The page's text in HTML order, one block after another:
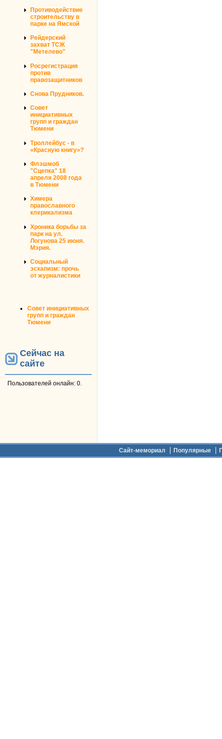
Противодействие
строительству в
парке на Ямской
Рейдерский
захват ТСЖ
"Метелево"
Росрегистрация
против
правозащитников
Снова Прудников.
Совет
инициативных
групп и граждан
Тюмени
Троллейбус - в
«Красную книгу»?
Флэшмоб
"Сцепка" 18
апреля 2008 года
в Тюмени
Химера
православного
клерикализма
Хроника борьбы за
парк на ул.
Логунова 25 июня.
Мэрия.
Социальный
эскапизм: прочь
от журналистики
Совет инициативных
групп и граждан
Тюмени
Сейчас на
сайте
Пользователей онлайн: 0.
Сайт-мемориал Популярные